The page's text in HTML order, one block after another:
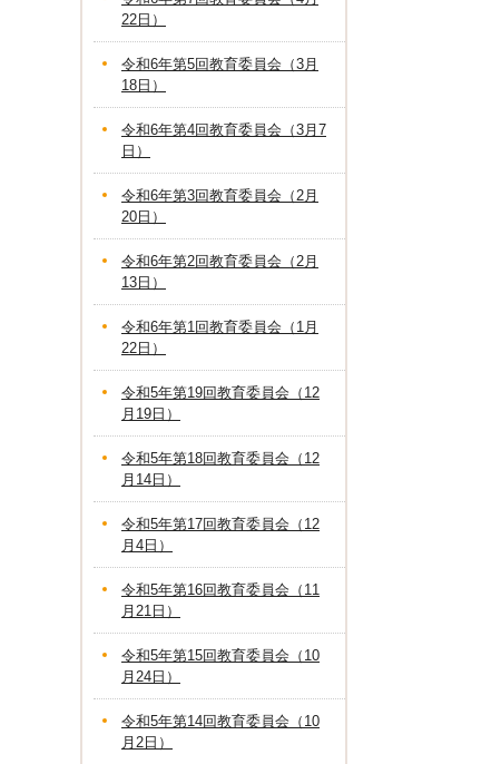
22日）
令和6年第5回教育委員会（3月
18日）
令和6年第4回教育委員会（3月7
日）
令和6年第3回教育委員会（2月
20日）
令和6年第2回教育委員会（2月
13日）
令和6年第1回教育委員会（1月
22日）
令和5年第19回教育委員会（12
月19日）
令和5年第18回教育委員会（12
月14日）
令和5年第17回教育委員会（12
月4日）
令和5年第16回教育委員会（11
月21日）
令和5年第15回教育委員会（10
月24日）
令和5年第14回教育委員会（10
月2日）